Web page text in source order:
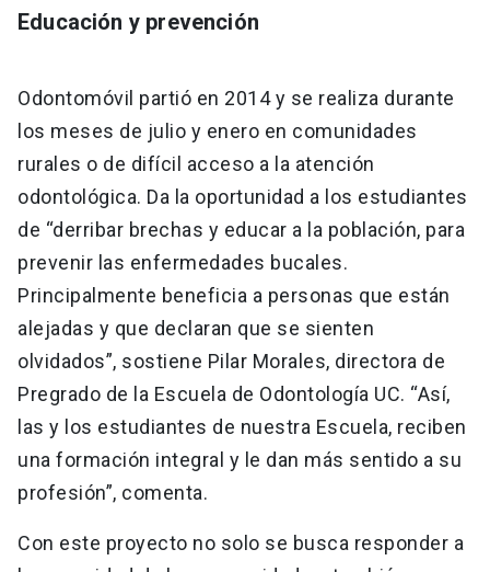
Educación y prevención
Odontomóvil partió en 2014 y se realiza durante
los meses de julio y enero en comunidades
rurales o de difícil acceso a la atención
odontológica. Da la oportunidad a los estudiantes
de “derribar brechas y educar a la población, para
prevenir las enfermedades bucales.
Principalmente beneficia a personas que están
alejadas y que declaran que se sienten
olvidados”, sostiene Pilar Morales, directora de
Pregrado de la Escuela de Odontología UC. “Así,
las y los estudiantes de nuestra Escuela, reciben
una formación integral y le dan más sentido a su
profesión”, comenta.
Con este proyecto no solo se busca responder a